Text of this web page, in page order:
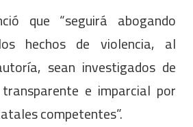
que “seguirá abogando
hechos de violencia, al
sean investigados de
e imparcial por
competentes”.